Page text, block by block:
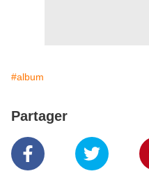
#album
Partager